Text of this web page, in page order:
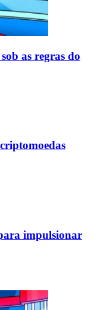
as regras do
impulsionar